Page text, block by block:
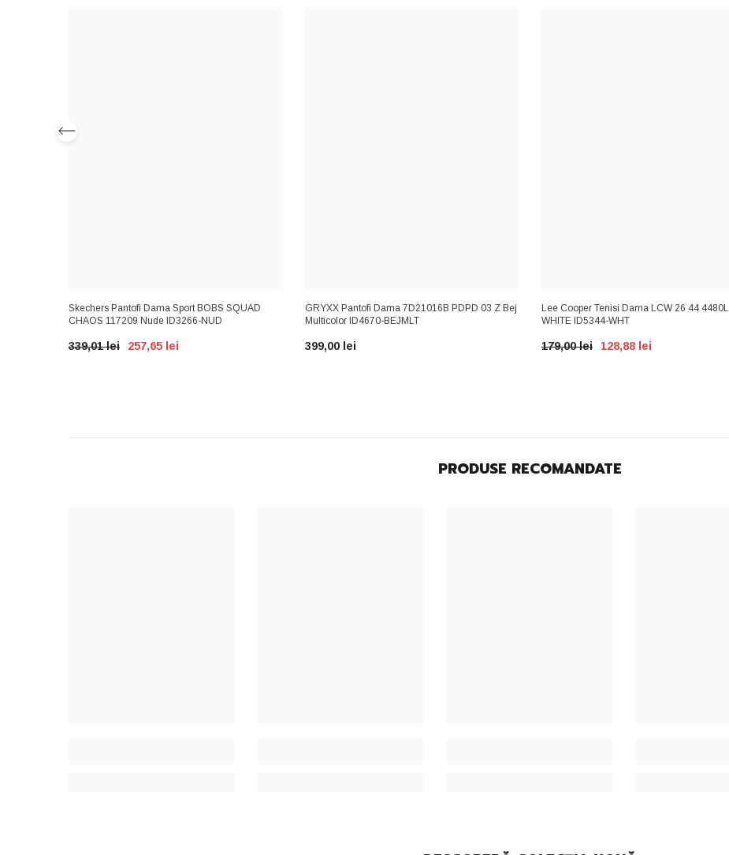
Skechers Pantofi Dama Sport BOBS SQUAD
CHAOS 117209 Nude ID3266-NUD
339,01 lei 257,65 lei
GRYXX Pantofi Dama 7D21016B PDPD 03 Z Bej
Multicolor ID4670-BEJMLT
399,00 lei
Lee Cooper Tenisi Dama LCW 26 44 4480L
WHITE ID5344-WHT
179,00 lei 128,88 lei
PRODUSE RECOMANDATE